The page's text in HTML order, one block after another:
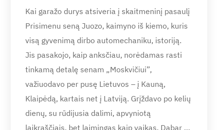
Kai garažo durys atsiveria į skaitmeninį pasaulį
Prisimenu seną Juozo, kaimyno iš kiemo, kuris
visą gyvenimą dirbo automechaniku, istoriją.
Jis pasakojo, kaip anksčiau, norėdamas rasti
tinkamą detalę senam „Moskvičiui”,
važiuodavo per pusę Lietuvos – į Kauną,
Klaipėdą, kartais net į Latviją. Grįždavo po kelių
dienų, su rūdijusia dalimi, apvyniotą
laikraščiais, bet laimingas kaip vaikas. Dabar …